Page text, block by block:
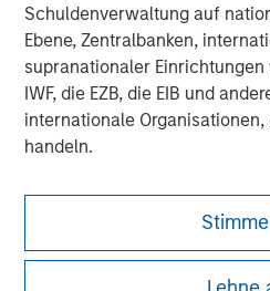
Schuldenverwaltung auf
Ebene, Zentralbanken,
supranationaler
IWF, die EZB, die EIB und
internationale
handeln.
Bitte beachten Sie, dass die
professionellen Anlegers von